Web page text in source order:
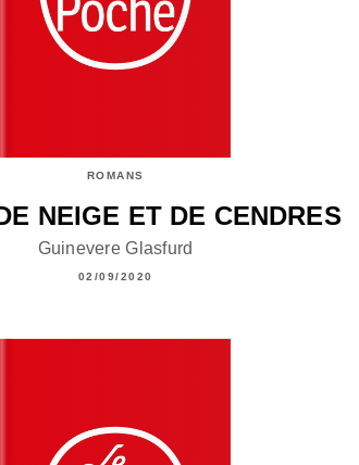
ROMANS
NEIGE ET DE CENDRES
Guinevere Glasfurd
02/09/2020